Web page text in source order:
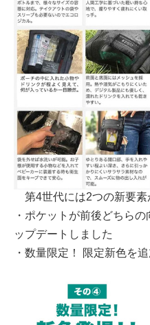
第4世代には2つの新要素
・ポケットが前後どちら
ップデートしました
・数量限定！ 限定新色を